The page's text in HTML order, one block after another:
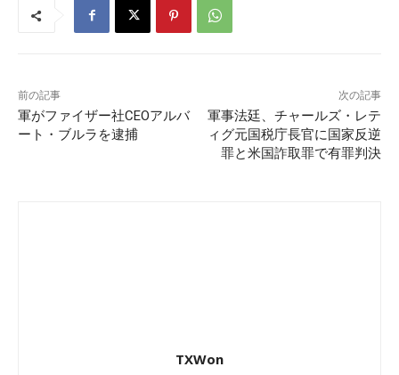
前の記事
軍がファイザー社CEOアルバ
ート・ブルラを逮捕
次の記事
軍事法廷、チャールズ・レテ
ィグ元国税庁長官に国家反逆
罪と米国詐取罪で有罪判決
TXWon